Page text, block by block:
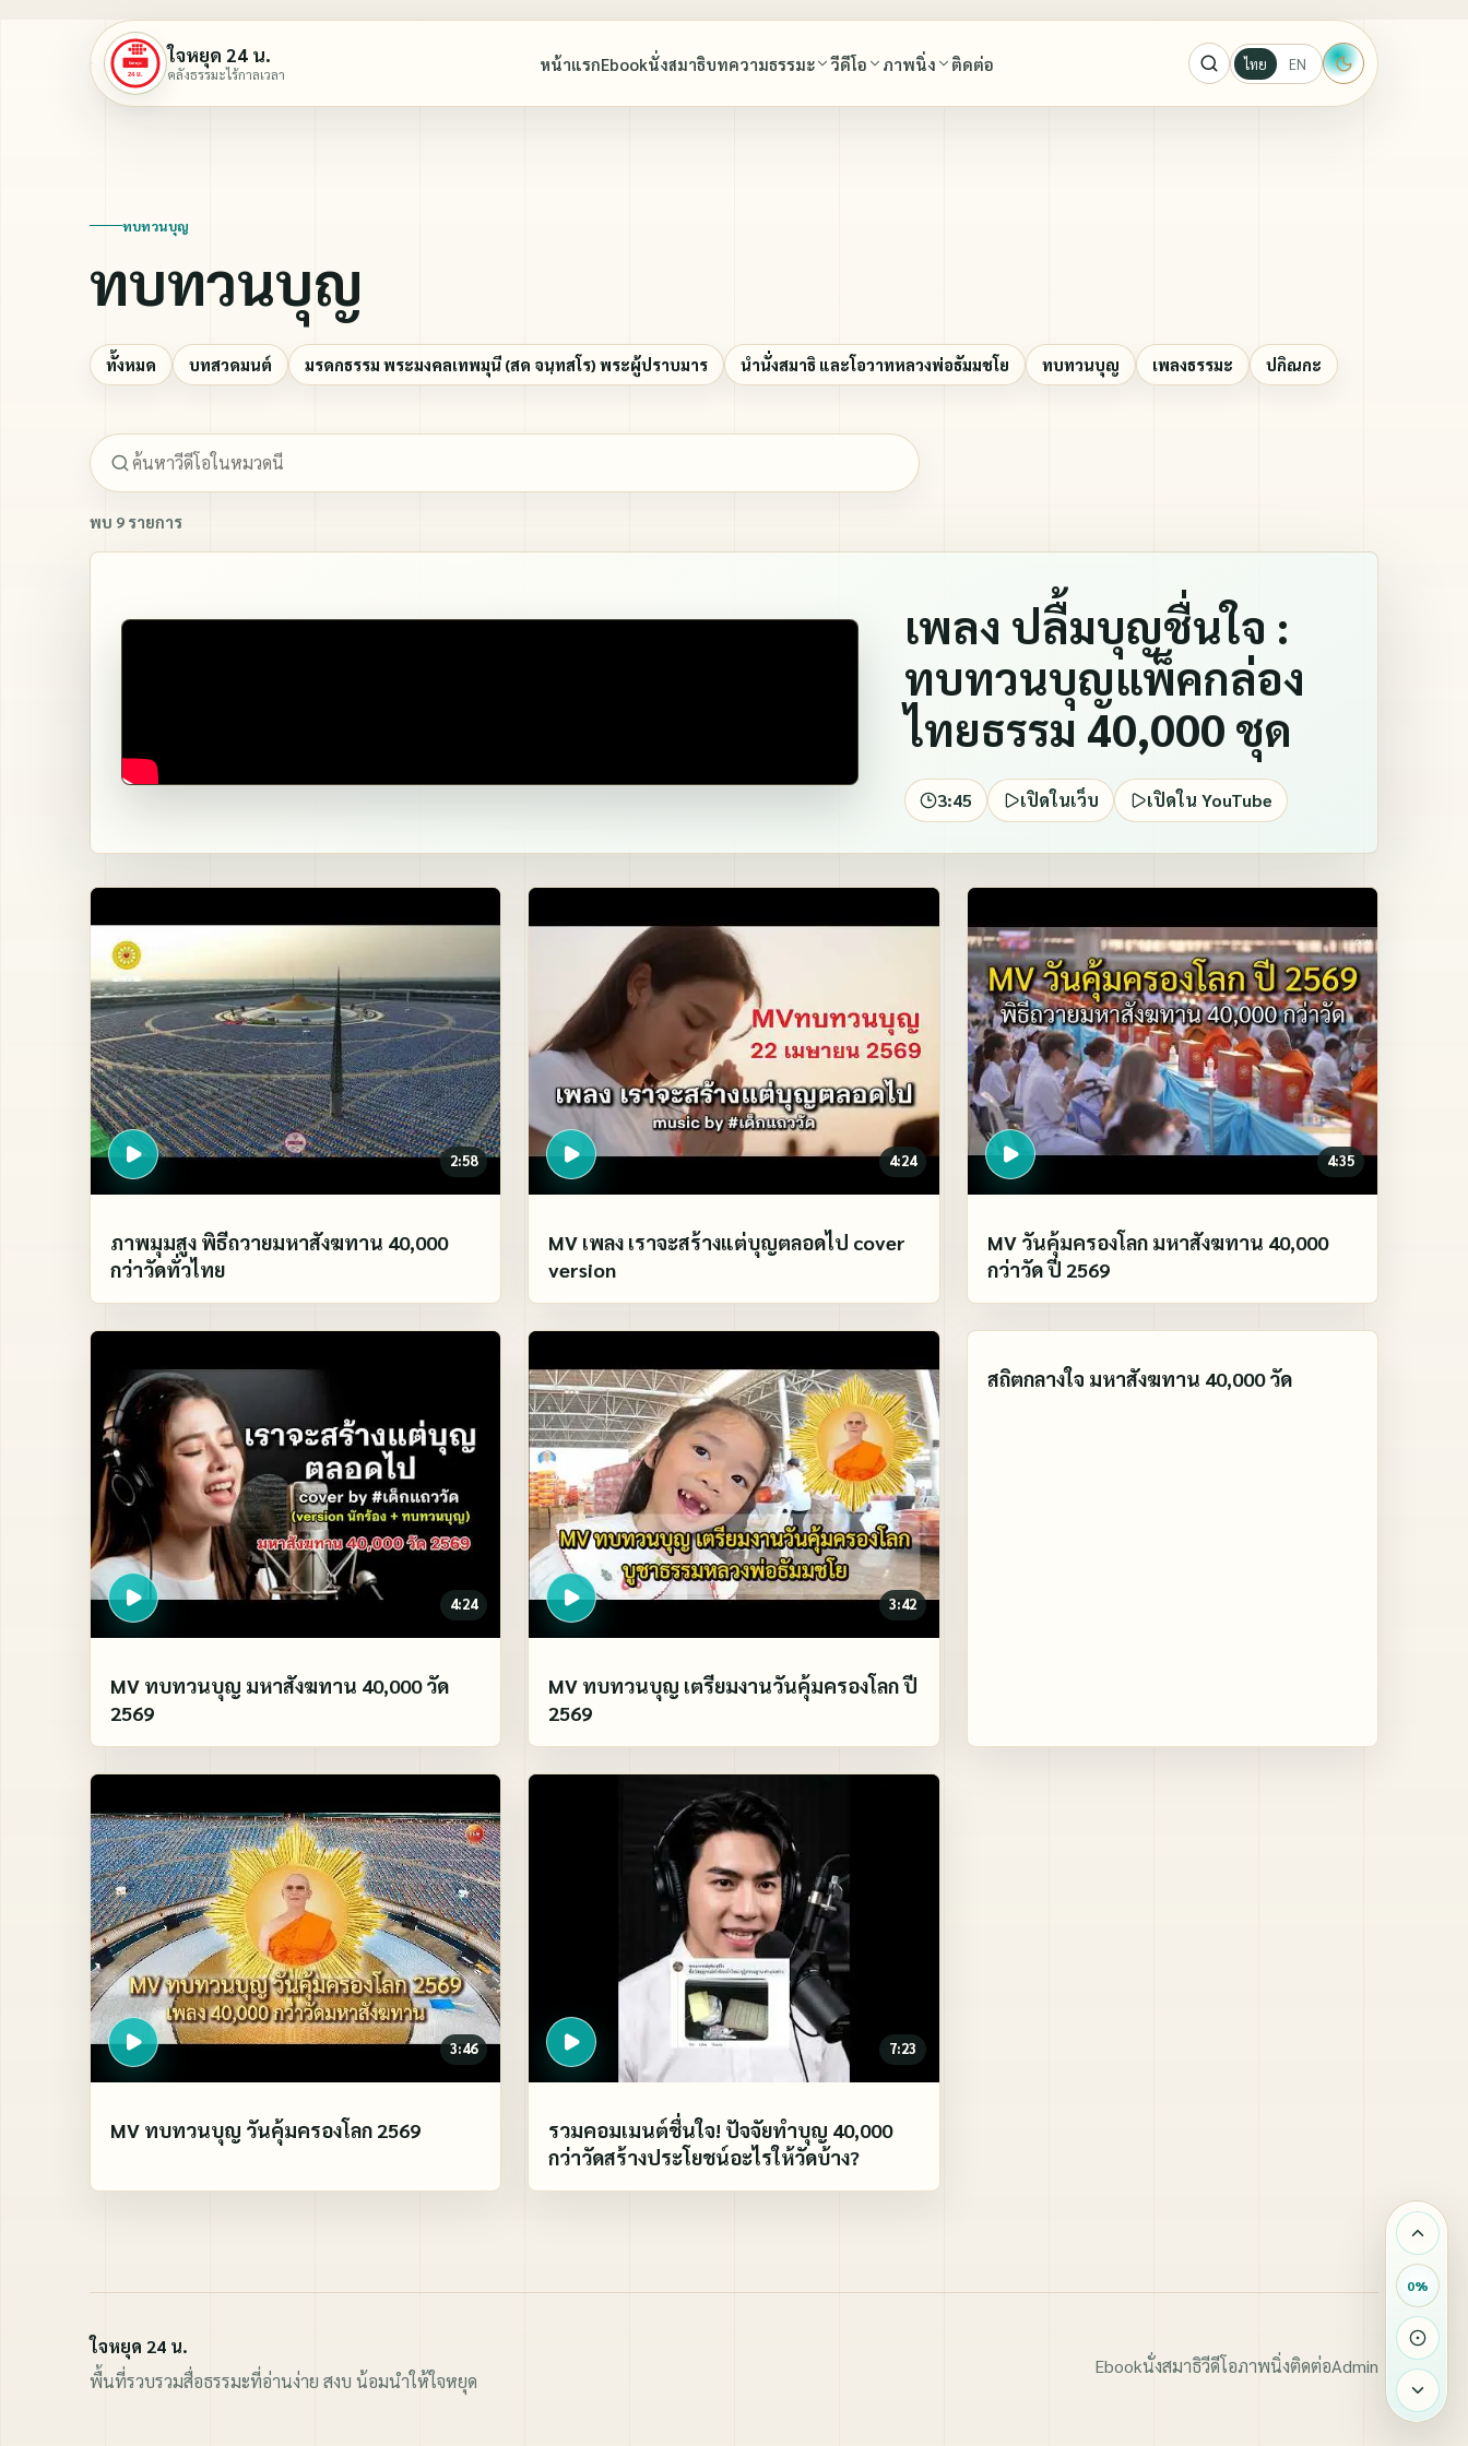
ใจหยุด 24 น.
คลังธรรมะไร้กาลเวลา
หน้าแรกEbookนั่งสมาธิบทความธรรมะ
คุณยายอาจารย์มหารัตนอุบาสิกาจันทร์ ขนนกยูง
เล่าเรื่องหลวงพ่อวัดปากน้ำ โดยศิษย์ผู้ใกล้ชิด
ปกิณกะ
วีดีโอ
ทบทวนบุญ
ภาพนิ่ง
สุนทรพ่อ(ตะวันธรรม)
ภาพประกอบหนังสือ ใจหยุด
ภาพทบทวนบุญ และอื่น ๆ
ติดต่อ ไทย EN
ทบทวนบุญ
ทบทวนบุญ
ทั้งหมด บทสวดมนต์ มรดกธรรม พระมงคลเทพมุนี (สด จนฺทสโร) พระผู้ปราบมาร นำนั่งสมาธิ และโอวาทหลวงพ่อธัมมชโย ทบทวนบุญ เพลงธรรมะ ปกิณกะ
พบ 9 รายการ
เพลง ปลื้มบุญชื่นใจ :
ทบทวนบุญแพ็คกล่อง
ไทยธรรม 40,000 ชุด
3:45 เปิดในเว็บ เปิดใน YouTube
2:58
ภาพมุมสูง พิธีถวายมหาสังฆทาน 40,000
กว่าวัดทั่วไทย
4:24
MV เพลง เราจะสร้างแต่บุญตลอดไป cover
version
4:35
MV วันคุ้มครองโลก มหาสังฆทาน 40,000
กว่าวัด ปี 2569
4:24
MV ทบทวนบุญ มหาสังฆทาน 40,000 วัด
2569
3:42
MV ทบทวนบุญ เตรียมงานวันคุ้มครองโลก ปี
2569
สถิตกลางใจ มหาสังฆทาน 40,000 วัด
3:46
MV ทบทวนบุญ วันคุ้มครองโลก 2569
7:23
รวมคอมเมนต์ชื่นใจ! ปัจจัยทำบุญ 40,000
กว่าวัดสร้างประโยชน์อะไรให้วัดบ้าง?
0%
ใจหยุด 24 น.
พื้นที่รวบรวมสื่อธรรมะที่อ่านง่าย สงบ น้อมนำให้ใจหยุด
Ebookนั่งสมาธิวีดีโอภาพนิ่งติดต่อAdmin